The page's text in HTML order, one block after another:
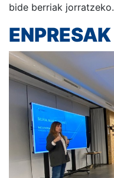
bide berriak jorratzeko.
ENPRESAK